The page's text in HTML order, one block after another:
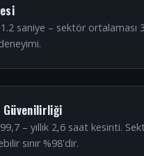
saniye – sektör ortalaması
– yıllık 2,6 saat kesinti.
sınır %98'dir.